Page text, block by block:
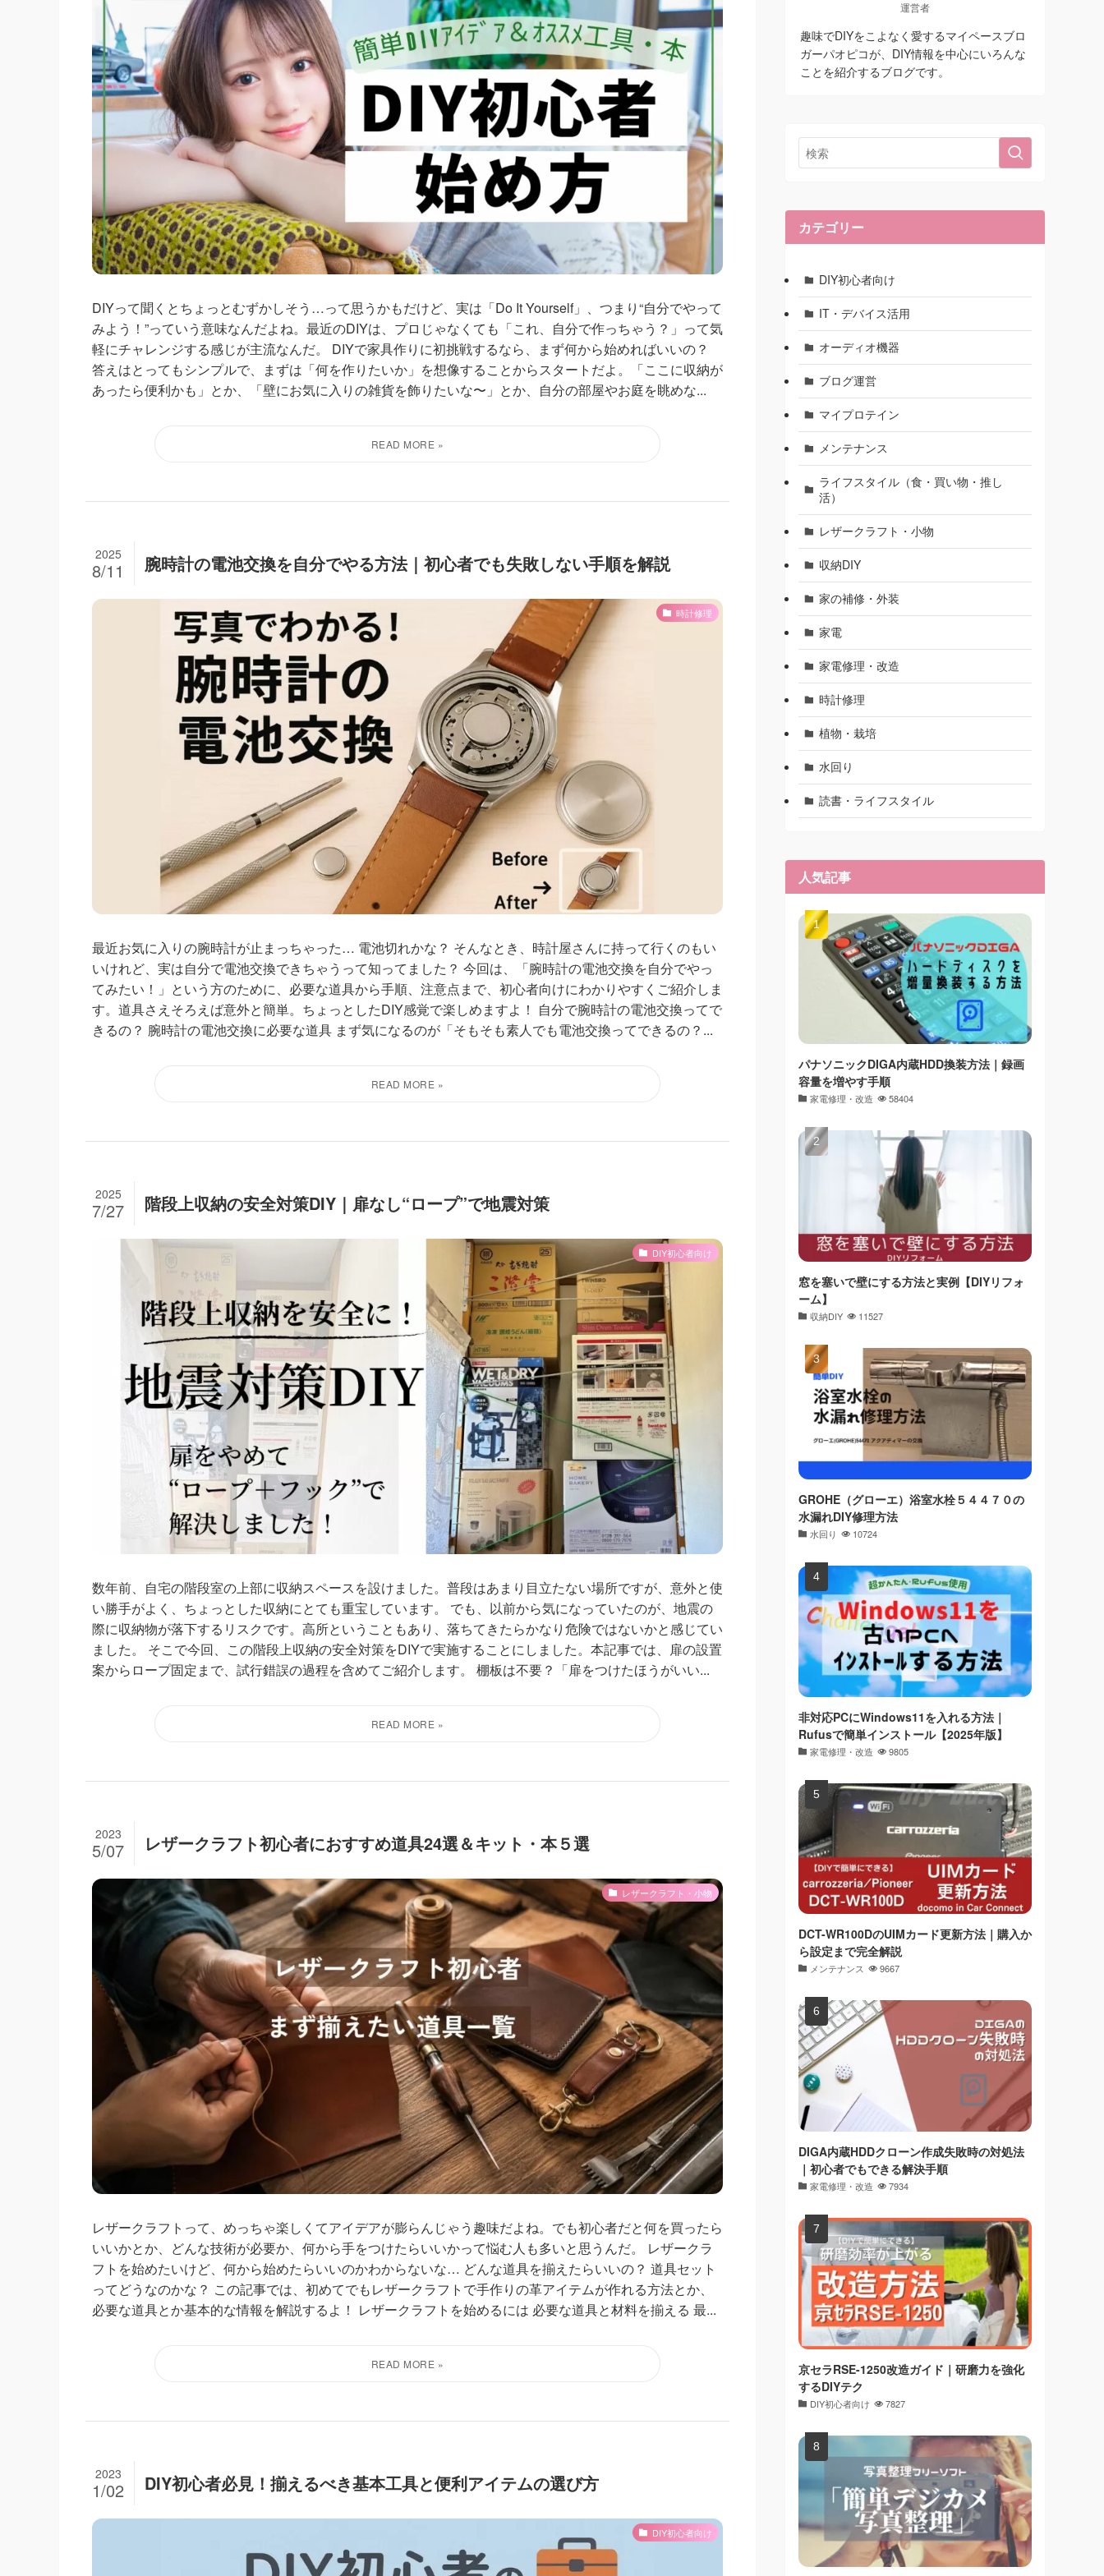
DIYって聞くとちょっとむずかしそう…って思うかもだけど、実は「Do It Yourself」、つまり“自分でやって
みよう！”っていう意味なんだよね。最近のDIYは、プロじゃなくても「これ、自分で作っちゃう？」って気
軽にチャレンジする感じが主流なんだ。 DIYで家具作りに初挑戦するなら、まず何から始めればいいの？
答えはとってもシンプルで、まずは「何を作りたいか」を想像することからスタートだよ。「ここに収納が
あったら便利かも」とか、「壁にお気に入りの雑貨を飾りたいな〜」とか、自分の部屋やお庭を眺めな...
腕時計の電池交換を自分でやる方法｜初心者でも失敗しない手順を解説
2025
8/11
時計修理
最近お気に入りの腕時計が止まっちゃった… 電池切れかな？ そんなとき、時計屋さんに持って行くのもい
いけれど、実は自分で電池交換できちゃうって知ってました？ 今回は、「腕時計の電池交換を自分でやっ
てみたい！」という方のために、必要な道具から手順、注意点まで、初心者向けにわかりやすくご紹介しま
す。道具さえそろえば意外と簡単。ちょっとしたDIY感覚で楽しめますよ！ 自分で腕時計の電池交換ってで
きるの？ 腕時計の電池交換に必要な道具 まず気になるのが「そもそも素人でも電池交換ってできるの？...
階段上収納の安全対策DIY｜扉なし“ロープ”で地震対策
2025
7/27
DIY初心者向け
数年前、自宅の階段室の上部に収納スペースを設けました。普段はあまり目立たない場所ですが、意外と使
い勝手がよく、ちょっとした収納にとても重宝しています。 でも、以前から気になっていたのが、地震の
際に収納物が落下するリスクです。高所ということもあり、落ちてきたらかなり危険ではないかと感じてい
ました。 そこで今回、この階段上収納の安全対策をDIYで実施することにしました。本記事では、扉の設置
案からロープ固定まで、試行錯誤の過程を含めてご紹介します。 棚板は不要？「扉をつけたほうがいい...
レザークラフト初心者におすすめ道具24選＆キット・本５選
2023
5/07
レザークラフト・小物
レザークラフトって、めっちゃ楽しくてアイデアが膨らんじゃう趣味だよね。でも初心者だと何を買ったら
いいかとか、どんな技術が必要か、何から手をつけたらいいかって悩む人も多いと思うんだ。 レザークラ
フトを始めたいけど、何から始めたらいいのかわからないな… どんな道具を揃えたらいいの？ 道具セット
ってどうなのかな？ この記事では、初めてでもレザークラフトで手作りの革アイテムが作れる方法とか、
必要な道具とか基本的な情報を解説するよ！ レザークラフトを始めるには 必要な道具と材料を揃える 最...
DIY初心者必見！揃えるべき基本工具と便利アイテムの選び方
2023
1/02
DIY初心者向け
運営者
趣味でDIYをこよなく愛するマイペースブロ
ガーパオピコが、DIY情報を中心にいろんな
ことを紹介するブログです。
カテゴリー
DIY初心者向け
IT・デバイス活用
オーディオ機器
ブログ運営
マイプロテイン
メンテナンス
ライフスタイル（食・買い物・推し
活）
レザークラフト・小物
収納DIY
家の補修・外装
家電
家電修理・改造
時計修理
植物・栽培
水回り
読書・ライフスタイル
人気記事
パナソニックDIGA内蔵HDD換装方法｜録画
容量を増やす手順
家電修理・改造 58404
窓を塞いで壁にする方法と実例【DIYリフォ
ーム】
収納DIY 11527
GROHE（グローエ）浴室水栓５４４７０の
水漏れDIY修理方法
水回り 10724
非対応PCにWindows11を入れる方法｜
Rufusで簡単インストール【2025年版】
家電修理・改造 9805
DCT-WR100DのUIMカード更新方法｜購入か
ら設定まで完全解説
メンテナンス 9667
DIGA内蔵HDDクローン作成失敗時の対処法
｜初心者でもできる解決手順
家電修理・改造 7934
京セラRSE-1250改造ガイド｜研磨力を強化
するDIYテク
DIY初心者向け 7827